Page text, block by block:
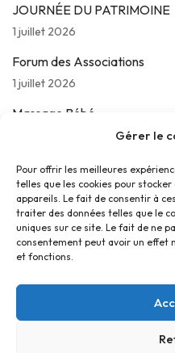
Gérer le
Pour offrir les meilleures
telles que les cookies pour
appareils. Le fait de consentir à
traiter des données telles que le
uniques sur ce site. Le fait de ne
consentement peut avoir un effet
et fonctions.
JOURNÉE DU PATRIMOINE
1 juillet 2026
Forum des Associations
1 juillet 2026
Massage Bébé
Les jeudis de La Parolière
16 juin 2026